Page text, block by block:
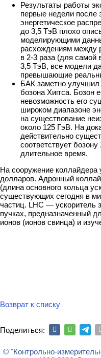
Результаты работы
первые недели после
энергетическое
до 3,5 ТэВ плохо
моделирующими
расхождениям
в 2-3 раза (для самой
3,5 ТэВ, все модели
превышающие
БАК заметно улучшил
бозона Хиггса. Бозон
невозможность его
широком диапазоне
на существование
около 125 ГэВ. На
действительно
соответствует
длительное время.
На сооружение
долларов. Адронный
(длина основного кольца
существующих сегодня в
частиц. LHC — ускоритель
пучках, предназначенный
ионов (ионов свинца) и
Возврат к списку
Поделиться:
© "Контрольно-